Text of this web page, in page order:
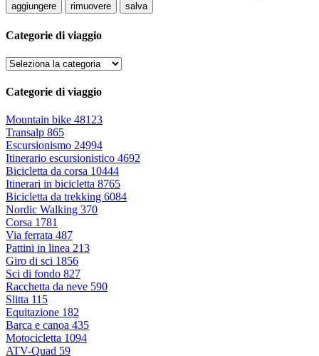
aggiungere rimuovere salva
Categorie di viaggio
Categorie di viaggio
Mountain bike 48123
Transalp 865
Escursionismo 24994
Itinerario escursionistico 4692
Bicicletta da corsa 10444
Itinerari in bicicletta 8765
Bicicletta da trekking 6084
Nordic Walking 370
Corsa 1781
Via ferrata 487
Pattini in linea 213
Giro di sci 1856
Sci di fondo 827
Racchetta da neve 590
Slitta 115
Equitazione 182
Barca e canoa 435
Motocicletta 1094
ATV-Quad 59